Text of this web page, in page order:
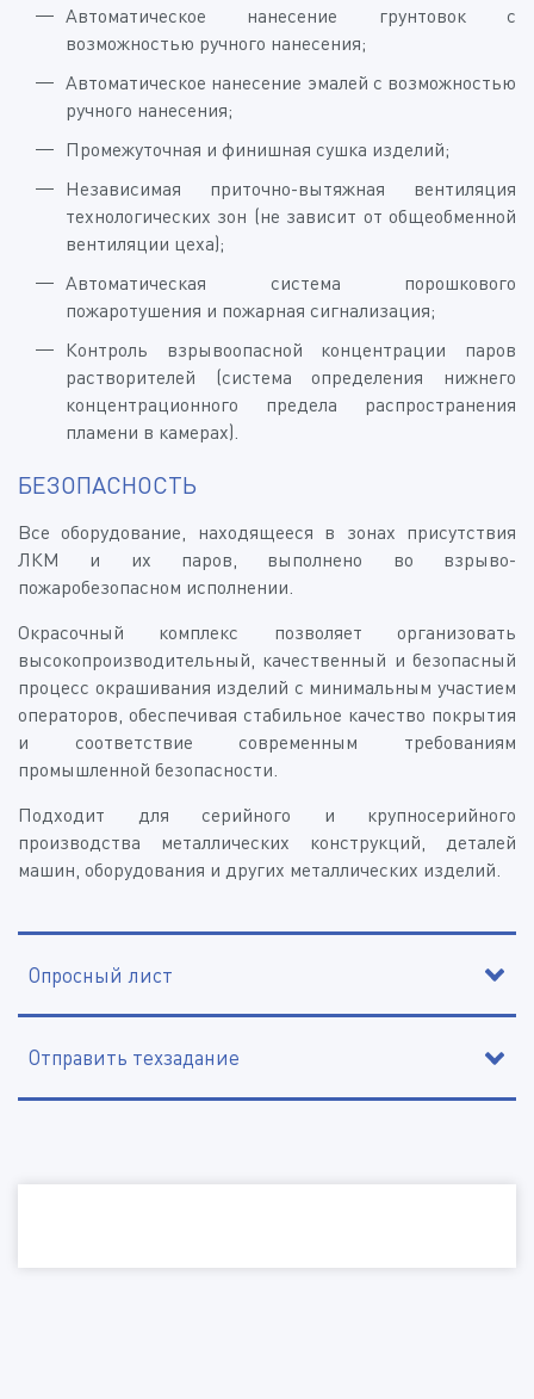
Автоматическое нанесение грунтовок с
возможностью ручного нанесения;
Автоматическое нанесение эмалей с возможностью
ручного нанесения;
Промежуточная и финишная сушка изделий;
Независимая приточно-вытяжная вентиляция
технологических зон (не зависит от общеобменной
вентиляции цеха);
Автоматическая система порошкового
пожаротушения и пожарная сигнализация;
Контроль взрывоопасной концентрации паров
растворителей (система определения нижнего
концентрационного предела распространения
пламени в камерах).
БЕЗОПАСНОСТЬ
Все оборудование, находящееся в зонах присутствия
ЛКМ и их паров, выполнено во взрыво-
пожаробезопасном исполнении.
Окрасочный комплекс позволяет организовать
высокопроизводительный, качественный и безопасный
процесс окрашивания изделий с минимальным участием
операторов, обеспечивая стабильное качество покрытия
и соответствие современным требованиям
промышленной безопасности.
Подходит для серийного и крупносерийного
производства металлических конструкций, деталей
машин, оборудования и других металлических изделий.
Опросный лист
Отправить техзадание